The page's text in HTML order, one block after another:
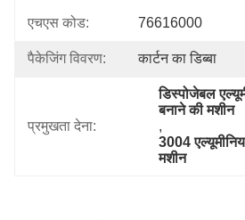
एचएस कोड: 76616000
पैकेजिंग विवरण: कार्टन का डिब्बा
प्रमुखता देना:
डिस्पोजेबल
बनाने की मशीन
,
3004
मशीन